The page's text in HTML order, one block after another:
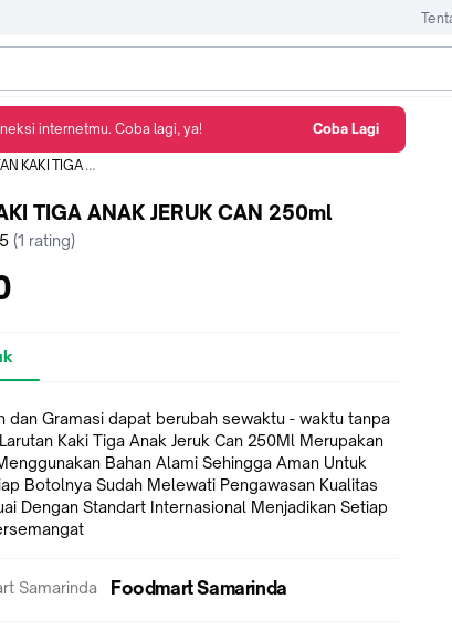
TIGA ANAK JERUK CAN 250ml
TIGA ANAK JERUK CAN 250ml
bintang
5 (1 rating)
dan Gramasi dapat berubah sewaktu - waktu tanpa
Kaki Tiga Anak Jeruk Can 250Ml Merupakan
Bahan Alami Sehingga Aman Untuk
Botolnya Sudah Melewati Pengawasan Kualitas
Dengan Standart Internasional Menjadikan Setiap
Foodmart Samarinda
internetmu. Coba lagi, ya! Coba Lagi